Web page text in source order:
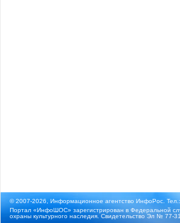
© 2007-2026, Информационное агентство ИнфоРос.
Портал «ИнфоШОС» зарегистрирован в Федеральной
охраны культурного наследия. Свидетельство Эл № 77-